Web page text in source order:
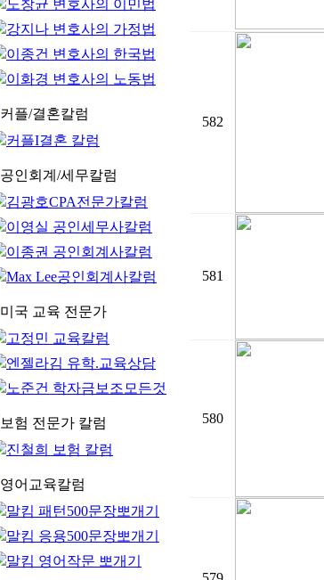
노창균 변호사의 이민법
강지나 변호사의 가정법
이종건 변호사의 한국법
이화경 변호사의 노동법
커플/결혼칼럼
커플I결혼 칼럼
공인회계/세무칼럼
김광호CPA전문가칼럼
이영실 공인세무사칼럼
이종권 공인회계사칼럼
Max Lee공인회계사칼럼
미국 교육 전문가
고정민 교육칼럼
엔젤라김 유학.교육상담
노준건 학자금보조모든것
보험 전문가 칼럼
진철희 보험 칼럼
영어교육칼럼
말킴 패턴500문장뽀개기
말킴 응용500문장뽀개기
말킴 영어작문 뽀개기
582
581
580